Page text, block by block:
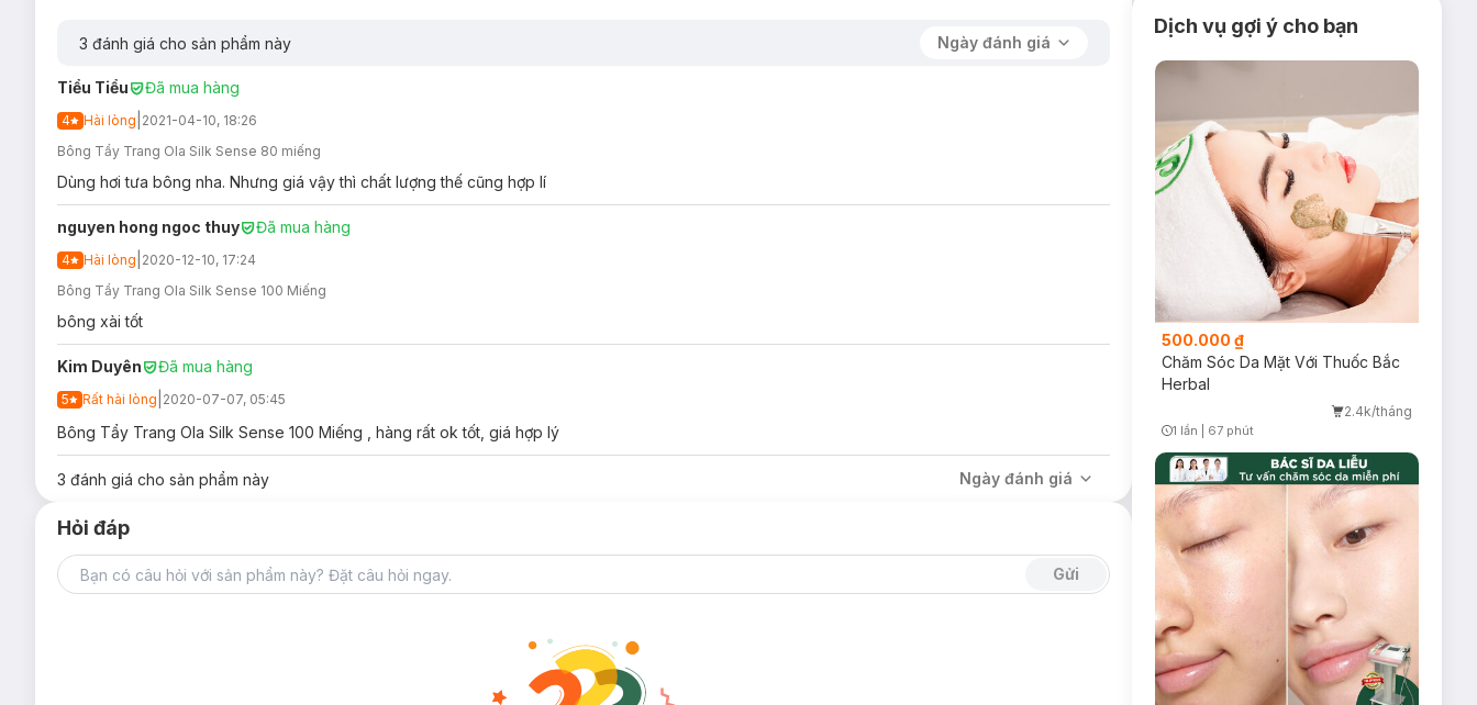
3 đánh giá cho sản phẩm này Ngày đánh giá
Tiểu Tiểu Đã mua hàng
4 Hài lòng 2021-04-10, 18:26
Bông Tẩy Trang Ola Silk Sense 80 miếng
Dùng hơi tưa bông nha. Nhưng giá vậy thì chất lượng thế cũng hợp lí
nguyen hong ngoc thuy Đã mua hàng
4 Hài lòng 2020-12-10, 17:24
Bông Tẩy Trang Ola Silk Sense 100 Miếng
bông xài tốt
Kim Duyên Đã mua hàng
5 Rất hài lòng 2020-07-07, 05:45
Bông Tẩy Trang Ola Silk Sense 100 Miếng , hàng rất ok tốt, giá hợp lý
3 đánh giá cho sản phẩm này Ngày đánh giá
Hỏi đáp
Gửi
Dịch vụ gợi ý cho bạn
500.000 ₫
Chăm Sóc Da Mặt Với Thuốc Bắc
Herbal
2.4k/tháng
1 lần 67 phút